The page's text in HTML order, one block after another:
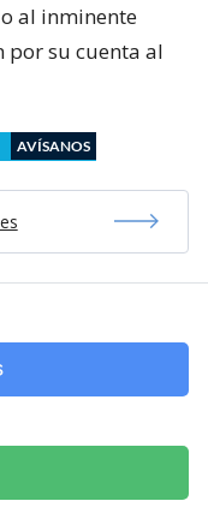
al inminente
por su cuenta al
AVÍSANOS